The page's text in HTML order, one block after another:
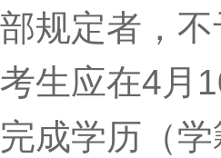
规定者，
生应在4月
成学历（